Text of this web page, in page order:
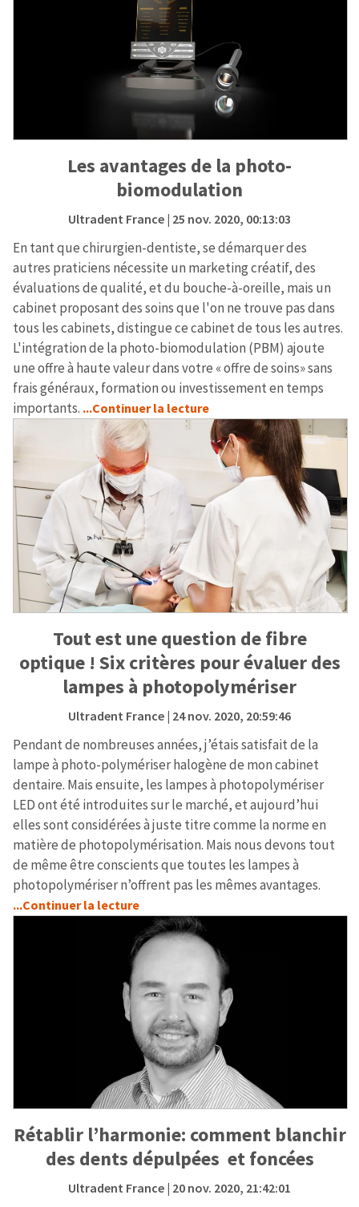
Les avantages de la photo-
biomodulation
Ultradent France| 25 nov. 2020, 00:13:03
En tant que chirurgien-dentiste, se démarquer des
autres praticiens nécessite un marketing créatif, des
évaluations de qualité, et du bouche-à-oreille, mais un
cabinet proposant des soins que l'on ne trouve pas dans
tous les cabinets, distingue ce cabinet de tous les autres.
L'intégration de la photo-biomodulation (PBM) ajoute
une offre à haute valeur dans votre « offre de soins» sans
frais généraux, formation ou investissement en temps
importants. ...Continuer la lecture
Tout est une question de fibre
optique ! Six critères pour évaluer des
lampes à photopolymériser
Ultradent France| 24 nov. 2020, 20:59:46
Pendant de nombreuses années, j’étais satisfait de la
lampe à photo-polymériser halogène de mon cabinet
dentaire. Mais ensuite, les lampes à photopolymériser
LED ont été introduites sur le marché, et aujourd’hui
elles sont considérées à juste titre comme la norme en
matière de photopolymérisation. Mais nous devons tout
de même être conscients que toutes les lampes à
photopolymériser n’offrent pas les mêmes avantages.
...Continuer la lecture
Rétablir l’harmonie: comment blanchir
des dents dépulpées et foncées
Ultradent France| 20 nov. 2020, 21:42:01